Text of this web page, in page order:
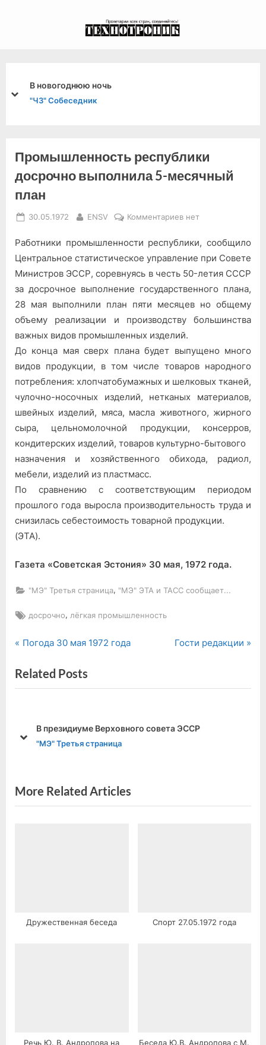
Касается всех
prev
next
Промышленность республики
досрочно выполнила 5-месячный
план
Posted
30.05.1972 By
ENSV Комментариевк
Промышленность
республики
досрочно
5-
месячный
план
нет
Работники промышленности республики, сообщило
Центральное статистическое управление при Совете
Министров ЭССР, соревнуясь в честь 50-летия СССР
за досрочное выполнение государственного плана,
28 мая выполнили план пяти месяцев но общему
объему реализации и производству большинства
важных видов промышленных изделий.
До конца мая сверх плана будет выпущено много
видов продукции, в том числе товаров народного
потребления: хлопчатобумажных и шелковых тканей,
чулочно-носочных изделий, нетканых материалов,
швейных изделий, мяса, масла животного, жирного
сыра, цельномолочной продукции, консерров,
кондитерских изделий, товаров культурно-бытового
назначения и хозяйственного обихода, радиол,
мебели, изделий из пластмасс.
По сравнению с соответствующим периодом
прошлого года выросла производительность труда и
снизилась себестоимость товарной продукции.
(ЭТА).
Газета «Советская Эстония» 30 мая, 1972 года.
"МЭ" Третья страница, "МЭ" ЭТА и ТАСС сообщает...
Tags:
досрочно, лёгкая промышленность
Навигация
по
записям
P
e
v
u
s
Погода 30 мая 1972 года
N
t
s
Гости редакции
Related Posts
В президиуме Верховного совета ЭССР
"МЭ" Третья страница
prev
next
More Related Articles
Дружественная беседа Спорт 27.05.1972 года
Речь Ю. В. Андропова на
Беседа Ю.В. Андропова с М.